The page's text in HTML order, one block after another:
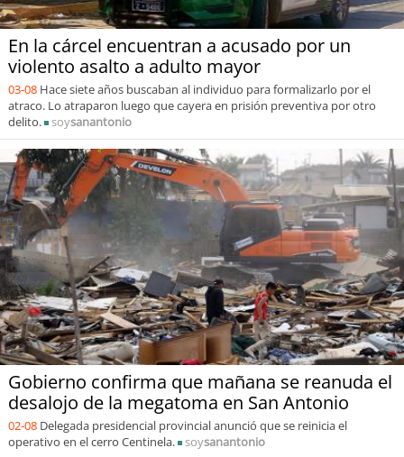
En la cárcel encuentran a acusado por un
violento asalto a adulto mayor
03-08 Hace siete años buscaban al individuo para formalizarlo por el
atraco. Lo atraparon luego que cayera en prisión preventiva por otro
delito.
soysanantonio
Gobierno confirma que mañana se reanuda el
desalojo de la megatoma en San Antonio
02-08 Delegada presidencial provincial anunció que se reinicia el
operativo en el cerro Centinela.
soysanantonio